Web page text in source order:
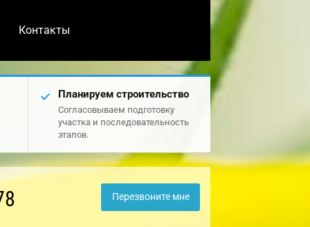
Контакты
Планируем строительство
Согласовываем подготовку
участка и последовательность
этапов.
Перезвоните мне